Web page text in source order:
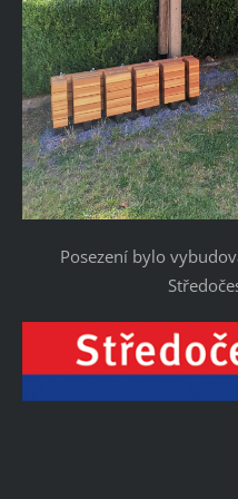
Posezení bylo